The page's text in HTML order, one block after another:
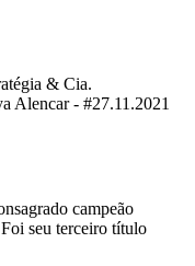
& Cia.
Alencar - #27.11.2021
campeão
seu terceiro título